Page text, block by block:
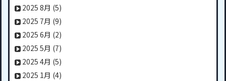
2025 8月 (5)
2025 7月 (9)
2025 6月 (2)
2025 5月 (7)
2025 4月 (5)
2025 1月 (4)